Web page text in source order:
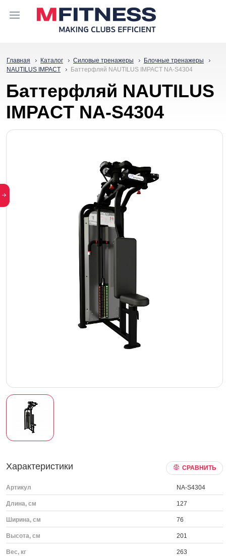
Главная Каталог Силовые тренажеры
Блочные тренажеры
NAUTILUS IMPACT
Баттерфляй NAUTILUS IMPACT NA-S4304
Баттерфляй NAUTILUS
IMPACT NA-S4304
Характеристики СРАВНИТЬ
Артикул NA-S4304
Длина, см 127
Ширина, см 76
Высота, см 201
Вес, кг 263